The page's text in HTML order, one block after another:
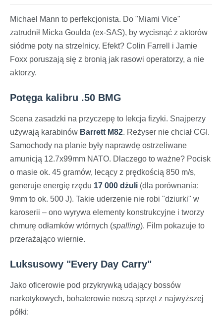
Michael Mann to perfekcjonista. Do "Miami Vice"
zatrudnił Micka Goulda (ex-SAS), by wycisnąć z aktorów
siódme poty na strzelnicy. Efekt? Colin Farrell i Jamie
Foxx poruszają się z bronią jak rasowi operatorzy, a nie
aktorzy.
Potęga kalibru .50 BMG
Scena zasadzki na przyczepę to lekcja fizyki. Snajperzy
używają karabinów Barrett M82. Reżyser nie chciał CGI.
Samochody na planie były naprawdę ostrzeliwane
amunicją 12.7x99mm NATO. Dlaczego to ważne? Pocisk
o masie ok. 45 gramów, lecący z prędkością 850 m/s,
generuje energię rzędu 17 000 dżuli (dla porównania:
9mm to ok. 500 J). Takie uderzenie nie robi "dziurki" w
karoserii – ono wyrywa elementy konstrukcyjne i tworzy
chmurę odłamków wtórnych (spalling). Film pokazuje to
przerażająco wiernie.
Luksusowy "Every Day Carry"
Jako oficerowie pod przykrywką udający bossów
narkotykowych, bohaterowie noszą sprzęt z najwyższej
półki: